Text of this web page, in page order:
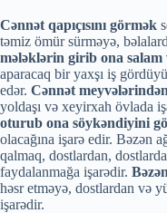
Cənnət qapıçısını görmək
təmiz ömür sürməyə,
mələklərin girib ona salam
aparacaq bir yaxşı iş
edər. Cənnət
yoldaşı və xeyirxah övlada
oturub ona söykəndiyini
olacağına işarə edir. Bəzən
qalmaq, dostlardan,
faydalanmağa işarədir.
həsr etməyə, dostlardan və
işarədir.